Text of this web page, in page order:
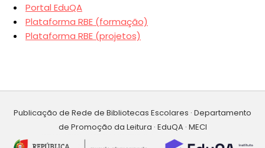
Portal EduQA
Plataforma RBE (formação)
Plataforma RBE (projetos)
Publicação de Rede de Bibliotecas Escolares · Departamento
de Promoção da Leitura · EduQA · MECI